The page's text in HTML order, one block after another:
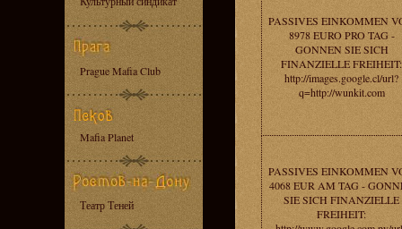
Prague Mafia Club
Mafia Planet
Театр Теней
PASSIVES EINKOMMEN
8978 EURO PRO TAG -
GONNEN SIE SICH
FINANZIELLE FREIHEIT:
http://images.google.cl/url?
q=http://wunkit.com
PASSIVES EINKOMMEN
4068 EUR AM TAG -
SIE SICH FINANZIELLE
FREIHEIT: